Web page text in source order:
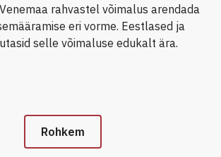
rahvastel võimalus arendada
eri vorme. Eestlased ja
selle võimaluse edukalt ära.
Rohkem